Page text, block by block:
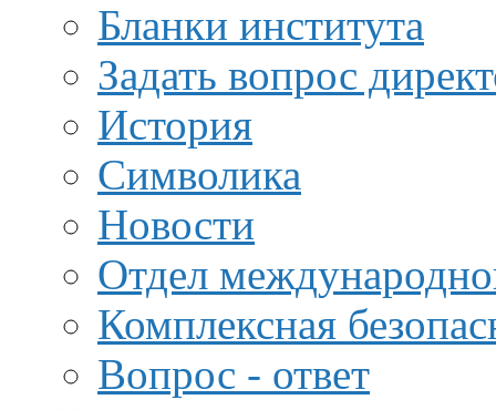
Бланки института
Задать вопрос
История
Символика
Новости
Отдел
Комплексная
Вопрос - ответ